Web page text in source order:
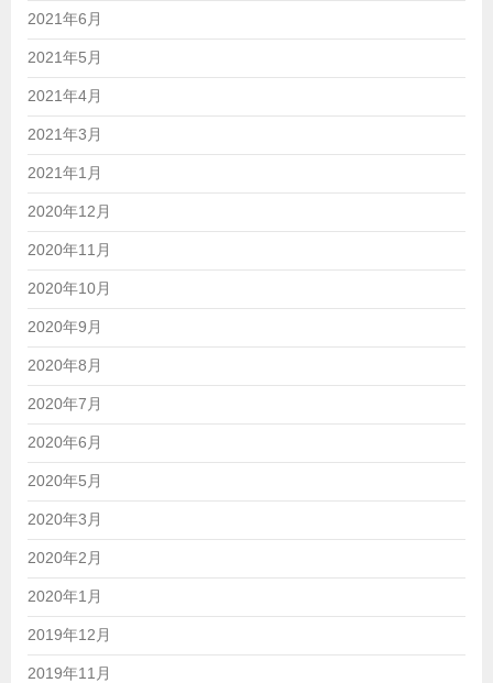
2021年6月
2021年5月
2021年4月
2021年3月
2021年1月
2020年12月
2020年11月
2020年10月
2020年9月
2020年8月
2020年7月
2020年6月
2020年5月
2020年3月
2020年2月
2020年1月
2019年12月
2019年11月